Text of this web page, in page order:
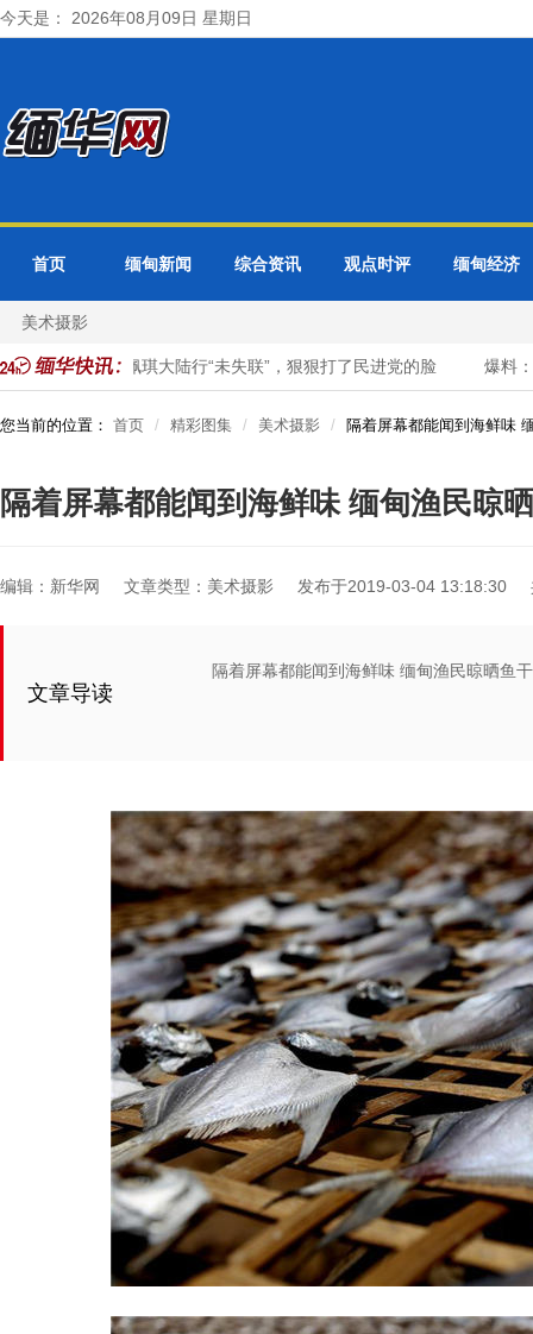
今天是： 2026年08月09日 星期日
首页 缅甸新闻 综合资讯 观点时评 缅甸经济
美术摄影
、唐湘龙：陈佩琪大陆行“未失联”，狠狠打了民进党的脸 爆料：
您当前的位置： 首页 精彩图集 美术摄影 隔着屏幕都能闻到海鲜味
隔着屏幕都能闻到海鲜味 缅甸渔民晾
编辑：新华网 文章类型：美术摄影 发布于2019-03-04 13:18:30
文章导读
隔着屏幕都能闻到海鲜味 缅甸渔民晾晒鱼干